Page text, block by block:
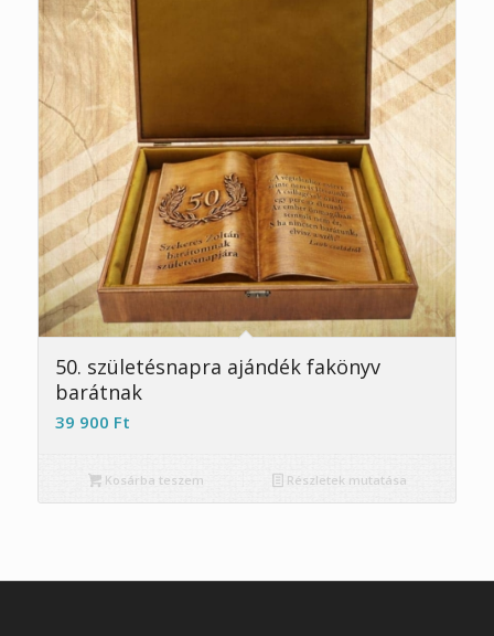
5.00
50. születésnapra ajándék fakönyv
barátnak
39 900 Ft
Kosárba teszem Részletek mutatása